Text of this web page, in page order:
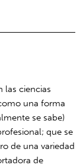
las ciencias
una forma
se sabe)
que se
de una variedad
de